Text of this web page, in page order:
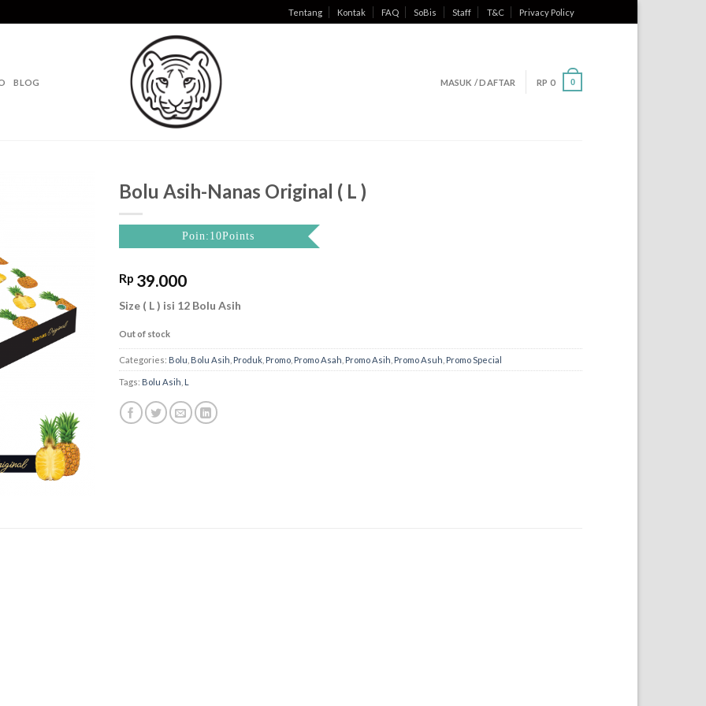
Tentang Kontak FAQ SoBis Staff T&C Privacy Policy
BLOG MASUK / DAFTAR RP 0 0
Bolu Asih-Nanas Original ( L )
Poin:10Points
Rp 39.000
Size ( L ) isi 12 Bolu Asih
Out of stock
Categories: Bolu Bolu Asih Produk, Promo, Promo Asah Promo Asih Promo Asuh Promo Special
Tags: Bolu Asih L